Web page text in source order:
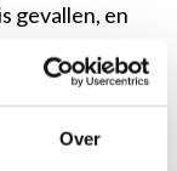
Over
gevallen, en
van
zetten had